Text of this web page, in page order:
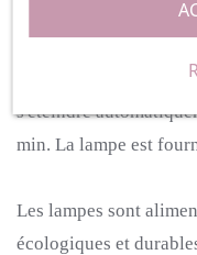
sécurité avec en toute
En un clic,
s'éteindre
min. La lampe est
Les lampes sont
écologiques et